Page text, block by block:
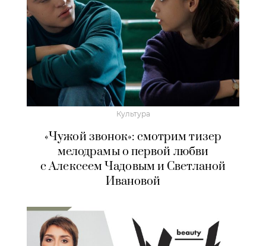
Культура
«Чужой звонок»: смотрим тизер
мелодрамы о первой любви
с Алексеем Чадовым и Светланой
Ивановой